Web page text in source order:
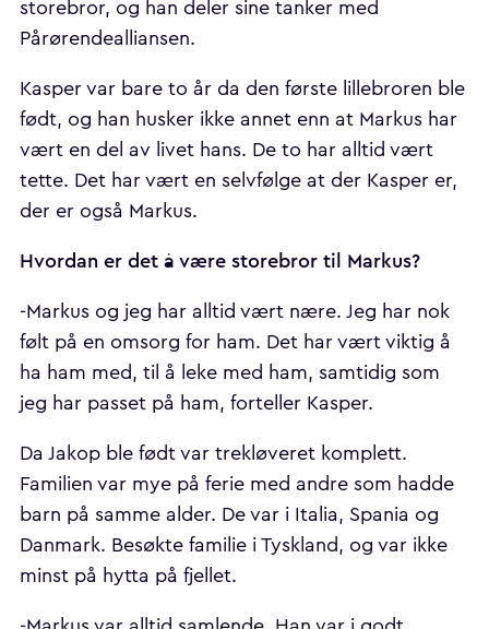
storebror, og han deler sine tanker med
Pårørendealliansen.
Kasper var bare to år da den første lillebroren ble
født, og han husker ikke annet enn at Markus har
vært en del av livet hans. De to har alltid vært
tette. Det har vært en selvfølge at der Kasper er,
der er også Markus.
Hvordan er det å være storebror til Markus?
-Markus og jeg har alltid vært nære. Jeg har nok
følt på en omsorg for ham. Det har vært viktig å
ha ham med, til å leke med ham, samtidig som
jeg har passet på ham, forteller Kasper.
Da Jakop ble født var trekløveret komplett.
Familien var mye på ferie med andre som hadde
barn på samme alder. De var i Italia, Spania og
Danmark. Besøkte familie i Tyskland, og var ikke
minst på hytta på fjellet.